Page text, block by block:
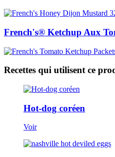
French's® Ketchup Aux
Recettes qui utilisent ce
Hot-dog coréen
Voir